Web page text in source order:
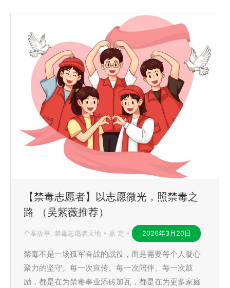
【禁毒志愿者】以志愿微光，照禁毒之
路 （吴紫薇推荐）
个案故事 禁毒志愿者天地 嘉 定 2026年3月20日
禁毒不是一场孤军奋战的战役，而是需要每个人凝心
聚力的坚守。每一次宣传、每一次陪伴、每一次鼓
励，都是在为禁毒事业添砖加瓦，都是在为更多家庭